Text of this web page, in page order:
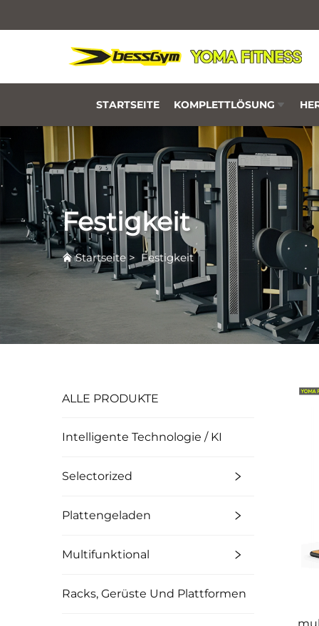
STARTSEITE KOMPLETTLÖSUNG
Festigkeit
Startseite > Festigkeit
ALLE PRODUKTE
Intelligente Technologie / KI
Selectorized
Plattengeladen
Multifunktional
Racks, Gerüste Und Plattformen